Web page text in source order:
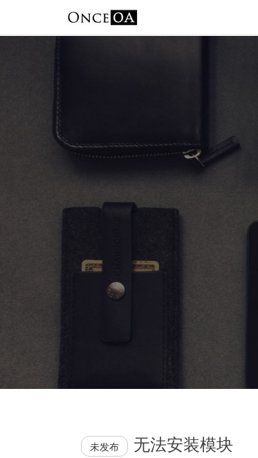
未发布 无法安装模块